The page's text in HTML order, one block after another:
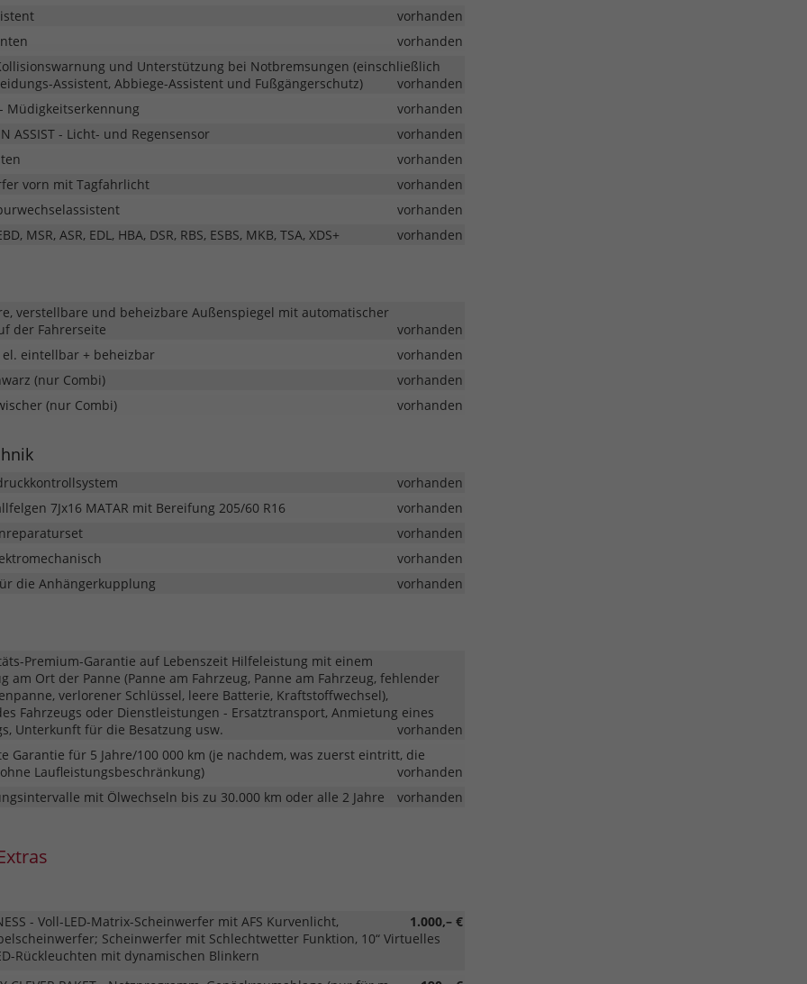
vorhanden
vorhanden
und Unterstützung bei Notbremsungen (einschließlich
Assistent, Abbiege-Assistent und Fußgängerschutz)
vorhanden
- Müdigkeitserkennung
vorhanden
ASSIST - Licht- und Regensensor
vorhanden
vorhanden
vorn mit Tagfahrlicht
vorhanden
vorhanden
MSR, ASR, EDL, HBA, DSR, RBS, ESBS, MKB, TSA, XDS+
vorhanden
verstellbare und beheizbare Außenspiegel mit automatischer
der Fahrerseite
vorhanden
el. eintellbar + beheizbar
vorhanden
(nur Combi)
vorhanden
(nur Combi)
vorhanden
vorhanden
7Jx16 MATAR mit Bereifung 205/60 R16
vorhanden
vorhanden
vorhanden
die Anhängerkupplung
vorhanden
Premium-Garantie auf Lebenszeit Hilfeleistung mit einem
am Ort der Panne (Panne am Fahrzeug, Panne am Fahrzeug, fehlender
verlorener Schlüssel, leere Batterie, Kraftstoffwechsel),
Fahrzeugs oder Dienstleistungen - Ersatztransport, Anmietung eines
Unterkunft für die Besatzung usw.
vorhanden
Garantie für 5 Jahre/100 000 km (je nachdem, was zuerst eintritt, die
Laufleistungsbeschränkung)
vorhanden
mit Ölwechseln bis zu 30.000 km oder alle 2 Jahre
vorhanden
1.000,– €
- Voll-LED-Matrix-Scheinwerfer mit AFS Kurvenlicht,
Scheinwerfer mit Schlechtwetter Funktion, 10“ Virtuelles
Rückleuchten mit dynamischen Blinkern